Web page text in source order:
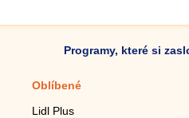
Programy, které si
Oblíbené
Lidl Plus